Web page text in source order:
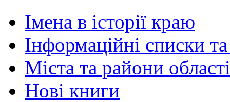
Імена в історії краю
Інформаційні списки
Міста та райони області
Нові книги